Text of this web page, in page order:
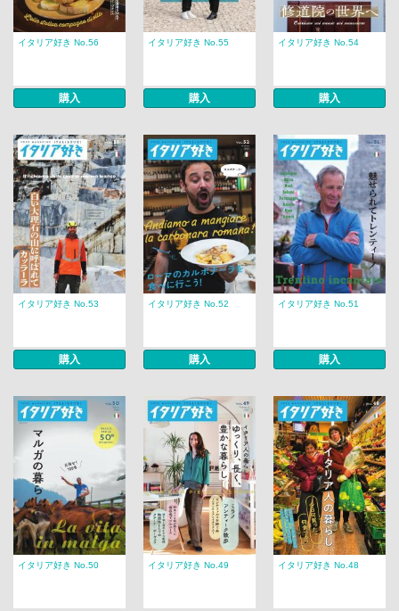
イタリア好き No.56
購入
イタリア好き No.55
購入
イタリア好き No.54
購入
イタリア好き No.53
購入
イタリア好き No.52
購入
イタリア好き No.51
購入
イタリア好き No.50 イタリア好き No.49 イタリア好き No.48